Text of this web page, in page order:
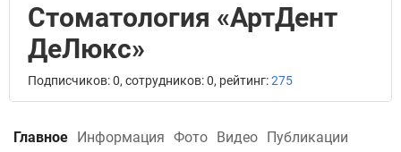
Стоматология «АртДент
ДеЛюкс»
Подписчиков: 0, сотрудников: 0, рейтинг:275
Главное Информация Фото Видео Публикации